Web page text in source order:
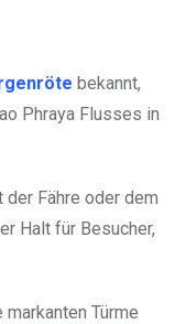
bekannt,
Phraya Flusses in
Fähre oder dem
Halt für Besucher,
Türme